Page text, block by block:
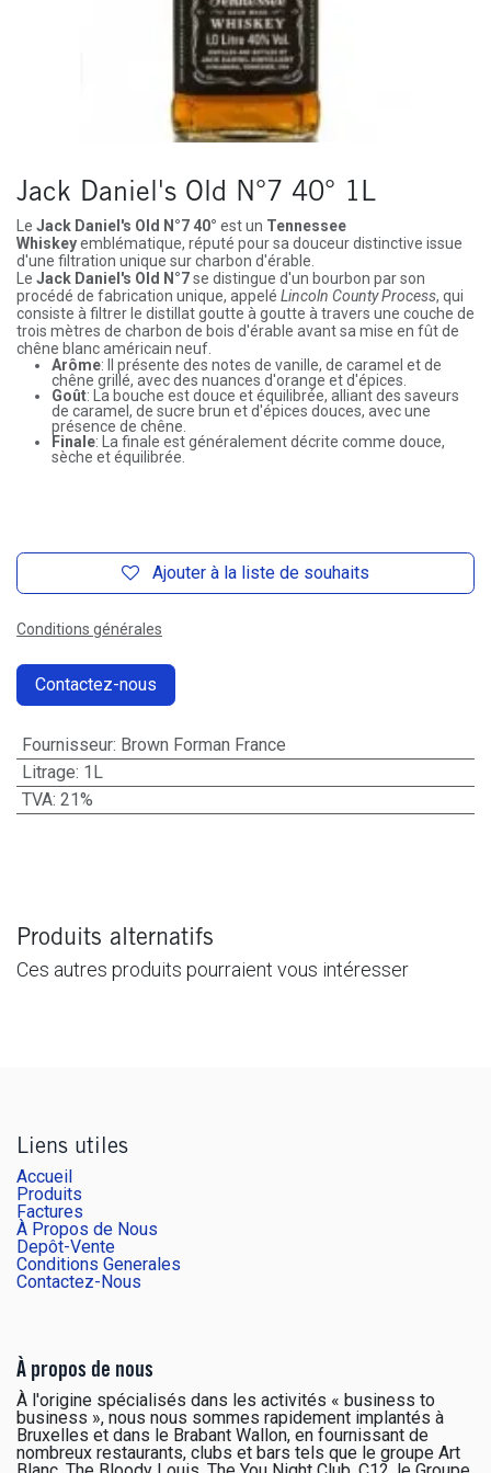
Jack Daniel's Old N°7 40° 1L
Le Jack Daniel's Old N°7 40° est un Tennessee
Whiskeyemblématique, réputé pour sa douceur distinctive issue
d'une filtration unique sur charbon d'érable.
Le Jack Daniel's Old N°7se distingue d'un bourbon par son
procédé de fabrication unique, appelé Lincoln County Process, qui
consiste à filtrer le distillat goutte à goutte à travers une couche de
trois mètres de charbon de bois d'érable avant sa mise en fût de
chêne blanc américain neuf.
Arôme: Il présente des notes de vanille, de caramel et de
chêne grillé, avec des nuances d'orange et d'épices.
Goût: La bouche est douce et équilibrée, alliant des saveurs
de caramel, de sucre brun et d'épices douces, avec une
présence de chêne.
Finale: La finale est généralement décrite comme douce,
sèche et équilibrée.
Ajouter à la liste de souhaits
Conditions générales
Contactez-nous
Fournisseur: Brown Forman France
Litrage: 1L
TVA: 21%
Produits alternatifs
Ces autres produits pourraient vous intéresser
Liens utiles
Accueil
Produits
Factures
À Propos de Nous
Depôt-Vente
Conditions Generales
Contactez-Nous
À propos de nous
À l'origine spécialisés dans les activités « business to
business », nous nous sommes rapidement implantés à
Bruxelles et dans le Brabant Wallon, en fournissant de
nombreux restaurants, clubs et bars tels que le groupe Art